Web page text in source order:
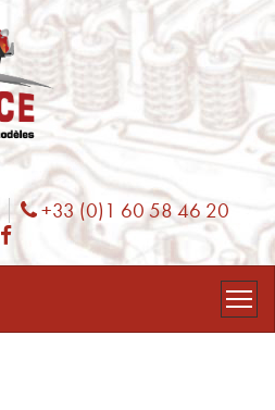
Phone
+33 (0)1 60 58 46 20
Facebook